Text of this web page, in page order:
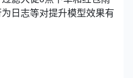
日志等对提升模型效果有